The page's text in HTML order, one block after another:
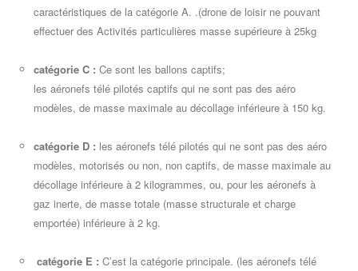
caractéristiques de la catégorie A. .(drone de loisir ne pouvant
effectuer des Activités particulières masse supérieure à 25kg
catégorie C : Ce sont les ballons captifs;
les aéronefs télé pilotés captifs qui ne sont pas des aéro
modèles, de masse maximale au décollage inférieure à 150 kg.
catégorie D : les aéronefs télé pilotés qui ne sont pas des aéro
modèles, motorisés ou non, non captifs, de masse maximale au
décollage inférieure à 2 kilogrammes, ou, pour les aéronefs à
gaz inerte, de masse totale (masse structurale et charge
emportée) inférieure à 2 kg.
catégorie E : C’est la catégorie principale. (les aéronefs télé